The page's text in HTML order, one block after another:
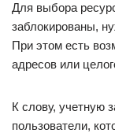
Для выбора
заблокированы,
При этом есть
адресов или
К слову, учетную
пользователи,